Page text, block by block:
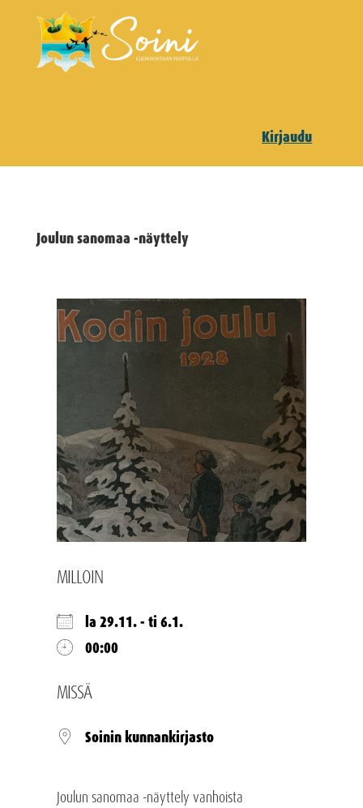
Kirjaudu
Joulun sanomaa -näyttely
MILLOIN
la 29.11. - ti 6.1.
00:00
MISSÄ
Soinin kunnankirjasto
Joulun sanomaa -näyttely vanhoista